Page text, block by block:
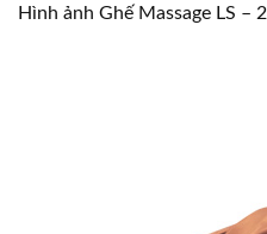
Hình ảnh Ghế Massage LS –